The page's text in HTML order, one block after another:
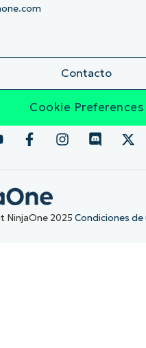
Contacto
Cookie Preferences
NinjaOne 2025 Condiciones de